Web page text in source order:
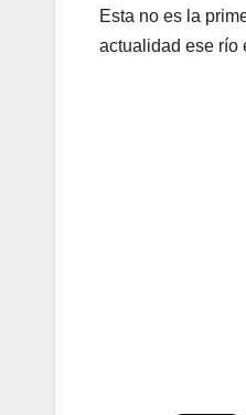
Esta no es la
actualidad ese río